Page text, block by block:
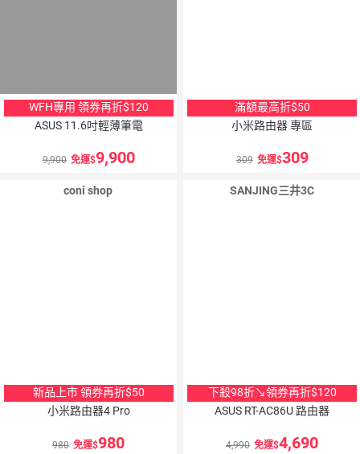
WFH專用 領券再折$120
ASUS 11.6吋輕薄筆電
9,900 免運 9,900
滿額最高折$50
小米路由器 專區
309 免運 309
coni shop
新品上市 領券再折$50
小米路由器4 Pro
980 免運 980
SANJING三井3C
下殺98折↘領券再折$120
ASUS RT-AC86U 路由器
4,990 免運 4,690